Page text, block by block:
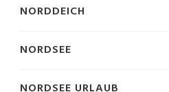
NORDDEICH
NORDSEE